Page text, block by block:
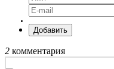
Добавить
2 комментария